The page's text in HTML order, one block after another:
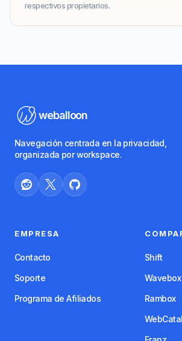
respectivos propietarios.
weballoon
Navegación centrada en la privacidad,
organizada por workspace.
EMPRESA
Contacto
Soporte
Programa de Afiliados
Shift
Wavebox
Rambox